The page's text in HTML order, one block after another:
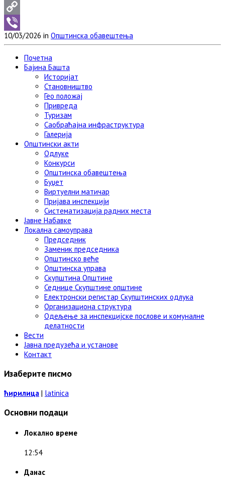
WhatsApp
Copy
Link
Viber
10/03/2026 in Општинска обавештења
Почетна
Бајина Башта
Историјат
Становништво
Гео положај
Привреда
Туризам
Саобраћајна инфраструктура
Галерија
Општински акти
Одлуке
Конкурси
Општинска обавештења
Буџет
Виртуелни матичар
Пријава инспекцији
Систематизација радних места
Јавне Набавке
Локална самоуправа
Председник
Заменик председника
Општинско веће
Општинска управа
Скупштина Општине
Седнице Скупштине општине
Електронски регистар Скупштинских одлука
Организациона структура
Одељење за инспекцијске послове и комуналне
делатности
Вести
Јавна предузећа и установе
Контакт
Изаберите писмо
ћирилица | latinica
Основни подаци
Локално време
12:54
Данас